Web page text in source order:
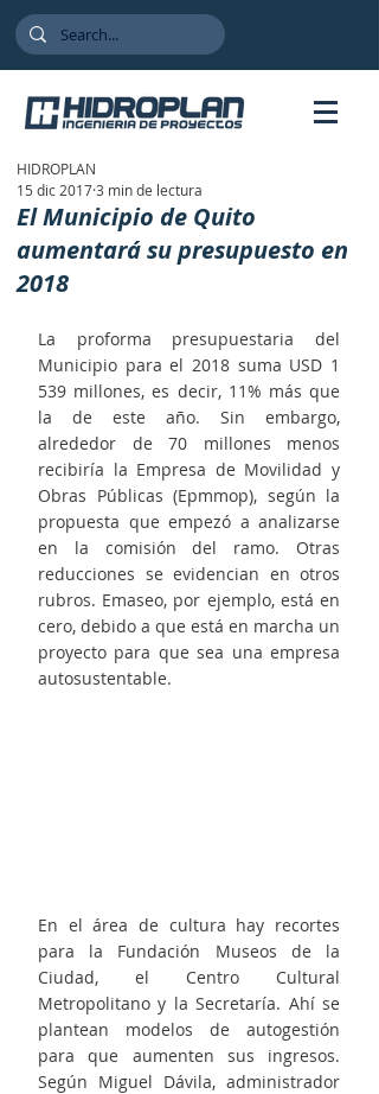
El Municipio de Quito
aumentará su presupuesto en
2018
HIDROPLAN
15 dic 20173 min de lectura
La proforma presupuestaria del
Municipio para el 2018 suma USD 1
539 millones, es decir, 11% más que
la de este año. Sin embargo,
alrededor de 70 millones menos
recibiría la Empresa de Movilidad y
Obras Públicas (Epmmop), según la
propuesta que empezó a analizarse
en la comisión del ramo. Otras
reducciones se evidencian en otros
rubros. Emaseo, por ejemplo, está en
cero, debido a que está en marcha un
proyecto para que sea una empresa
autosustentable.
En el área de cultura hay recortes
para la Fundación Museos de la
Ciudad, el Centro Cultural
Metropolitano y la Secretaría. Ahí se
plantean modelos de autogestión
para que aumenten sus ingresos.
Según Miguel Dávila, administrador